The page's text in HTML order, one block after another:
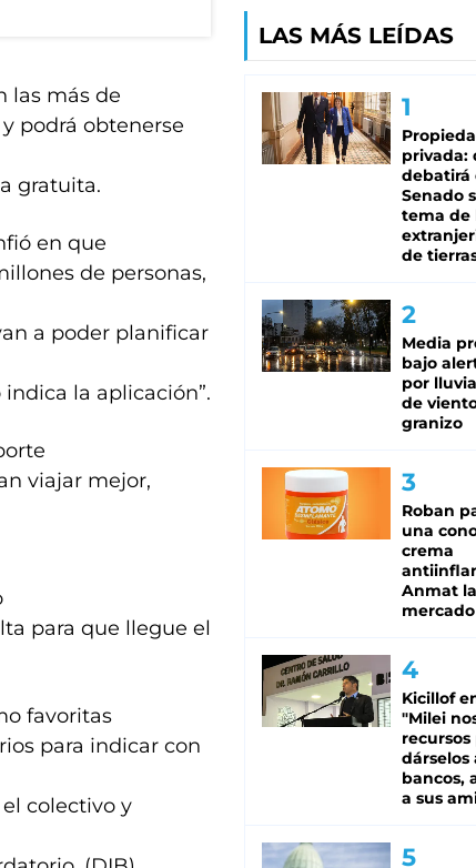
las más de
podrá obtenerse
gratuita.
en que
de personas,
a poder planificar
la aplicación”.
viajar mejor,
para que llegue el
favoritas
para indicar con
colectivo y
LAS MÁS LEÍDAS
privada:
debatirá
Senado
tema de
de
Media
bajo
por
de
granizo
Roban
una
crema
Anmat
mercado
Kicillof
"Milei
recursos
dárselos
bancos,
a sus